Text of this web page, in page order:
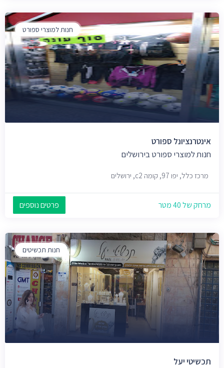
חנות למוצרי ספורט
אינטרנציונל ספורט
חנות למוצרי ספורט בירושלים
מרכז כלל, יפו 97, קומה c2, ירושלים
מרחק של 40 מטר פרטים נוספים
חנות תכשיטים
תכשיטי יעל